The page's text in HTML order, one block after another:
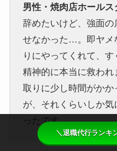
男性・焼肉店ホールス
辞めたいけど、強面の
せなかった…。即ヤメ
りにやってくれて、す
精神的に本当に救わ
取りに少し時間がかか
が、それくらいしか
ったです。
＼退職代行ランキ